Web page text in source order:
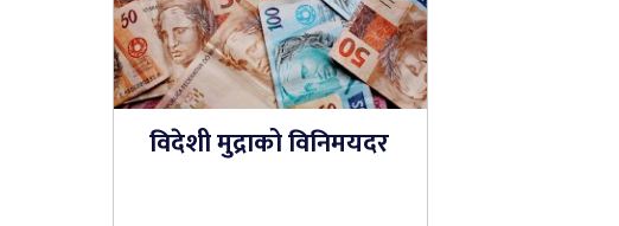
विदेशी मुद्राको विनिमयदर